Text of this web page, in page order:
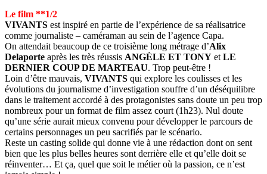
Le film **1/2
VIVANTS est inspiré en partie de l’expérience de sa réalisatrice
comme journaliste – caméraman au sein de l’agence Capa.
On attendait beaucoup de ce troisième long métrage d’Alix
Delaporte après les très réussis ANGÈLE ET TONY et LE
DERNIER COUP DE MARTEAU. Trop peut-être !
Loin d’être mauvais, VIVANTS qui explore les coulisses et les
évolutions du journalisme d’investigation souffre d’un déséquilibre
dans le traitement accordé à des protagonistes sans doute un peu trop
nombreux pour un format de film assez court (1h23). Nul doute
qu’une série aurait mieux convenu pour développer le parcours de
certains personnages un peu sacrifiés par le scénario.
Reste un casting solide qui donne vie à une rédaction dont on sent
bien que les plus belles heures sont derrière elle et qu’elle doit se
réinventer… Et ça, quel que soit le métier où la passion, ce n’est